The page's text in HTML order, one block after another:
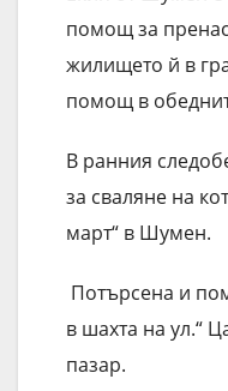
помощ за
жилището й в
помощ в
В ранния
за сваляне на
март“ в Шумен.
Потърсена и
в шахта на ул.“
пазар.